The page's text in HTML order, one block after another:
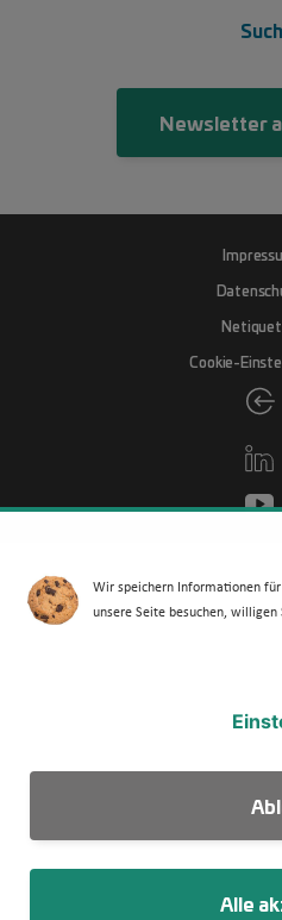
Newsletter
Cookie-
Wir speichern Informationen
unsere Seite besuchen, willigen
Alle